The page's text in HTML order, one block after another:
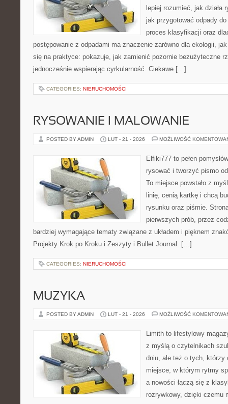
lepiej rozumieć, jak działa
jak przygotować odpady
proces klasyfikacji oraz
postępowanie z odpadami ma znaczenie zarówno dla ekologii,
się na praktyce: pokazuje, jak zamienić pozornie bezużyteczne
jednocześnie wspierając cyrkularność. Ciekawe […]
CATEGORIES: NIERUCHOMOŚCI
RYSOWANIE I MALOWANIE
POSTED BY ADMIN LUT - 21 - 2026 MOŻLIWOŚĆ
Elfiki777 to pełen
rysować i tworzyć pismo
To miejsce powstało z
linię, cenią kartkę i chcą
rysunku oraz piśmie.
pierwszych prób, przez
bardziej wymagające tematy związane z układem i pięknem
Projekty Krok po Kroku i Zeszyty i Bullet Journal. […]
CATEGORIES: NIERUCHOMOŚCI
MUZYKA
POSTED BY ADMIN LUT - 21 - 2026 MOŻLIWOŚĆ
Limith to lifestylowy
z myślą o czytelnikach
dniu, ale też o tych, którzy
miejsce, w którym rytmy
a nowości łączą się z
rozrywkowy, dzięki czemu